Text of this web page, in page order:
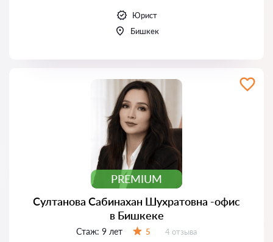
Юрист
Бишкек
PREMIUM
Султанова Сабинахан Шухратовна -офис
в Бишкеке
Стаж: 9 лет 5 Отзывов:
4 отзыва